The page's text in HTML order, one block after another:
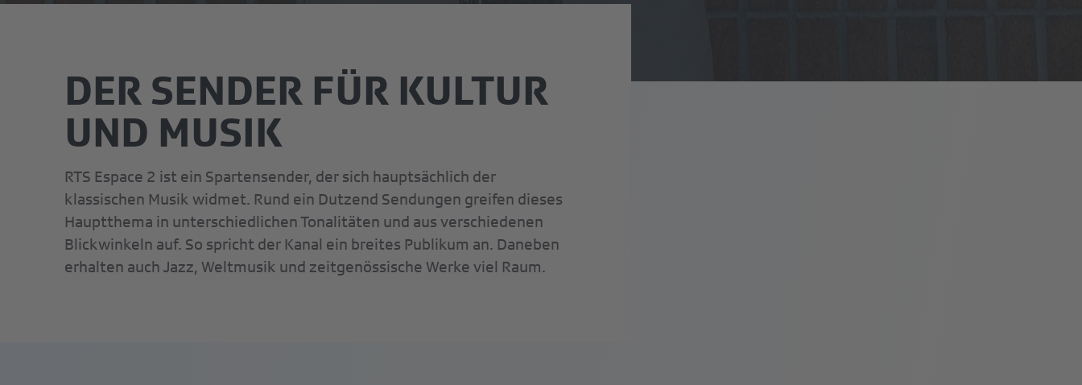
DER SENDER FÜR KULTUR
UND MUSIK
RTS Espace 2 ist ein Spartensender, der sich hauptsächlich der
klassischen Musik widmet. Rund ein Dutzend Sendungen greifen dieses
Hauptthema in unterschiedlichen Tonalitäten und aus verschiedenen
Blickwinkeln auf. So spricht der Kanal ein breites Publikum an. Daneben
erhalten auch Jazz, Weltmusik und zeitgenössische Werke viel Raum.